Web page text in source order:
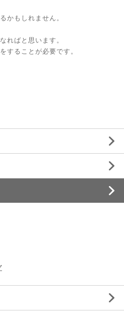
かもしれません。
ればと思います。
することが必要です。